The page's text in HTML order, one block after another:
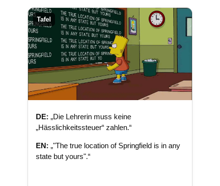
Tafel
DE: „Die Lehrerin muss keine
„Hässlichkeitssteuer“ zahlen.“
EN: „"The true location of Springfield is in any
state but yours".“